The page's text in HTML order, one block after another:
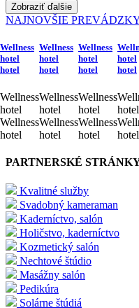
Zobraziť ďalšie
NAJNOVŠIE
Wellness
hotel
hotel
Wellness
hotel
Wellness
hotel
Wellness
hotel
hotel
Wellness
hotel
Wellness
hotel
Wellness
hotel
hotel
Wellness
hotel
Wellness
hotel
hotel
hotel
hotel
hotel
PARTNERSKÉ
Kvalitné služby
Svadobný kameraman
Kaderníctvo, salón
Holičstvo, kaderníctvo
Kozmetický salón
Nechtové štúdio
Masážny salón
Pedikúra
Solárne štúdiá